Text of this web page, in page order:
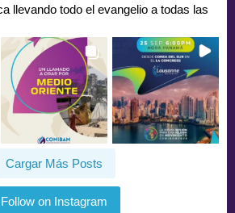
llevando todo el evangelio a todas las
Cargar Más Posts
Follow on Instagram